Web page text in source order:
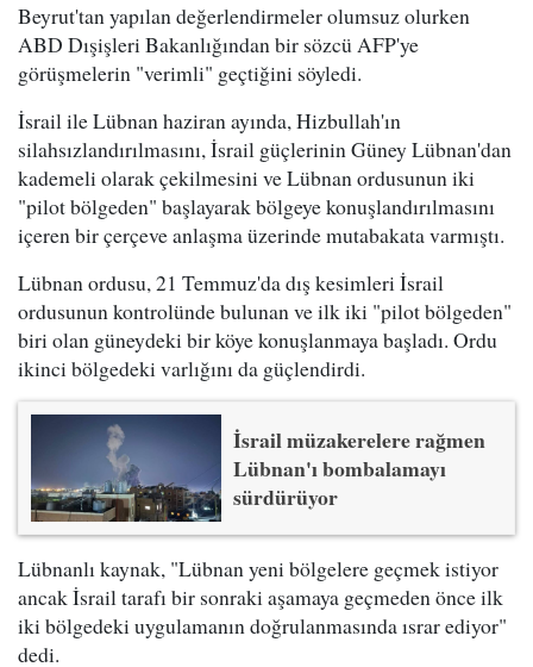
Beyrut'tan yapılan değerlendirmeler olumsuz olurken
ABD Dışişleri Bakanlığından bir sözcü AFP'ye
görüşmelerin "verimli" geçtiğini söyledi.
İsrail ile Lübnan haziran ayında, Hizbullah'ın
silahsızlandırılmasını, İsrail güçlerinin Güney Lübnan'dan
kademeli olarak çekilmesini ve Lübnan ordusunun iki
"pilot bölgeden" başlayarak bölgeye konuşlandırılmasını
içeren bir çerçeve anlaşma üzerinde mutabakata varmıştı.
Lübnan ordusu, 21 Temmuz'da dış kesimleri İsrail
ordusunun kontrolünde bulunan ve ilk iki "pilot bölgeden"
biri olan güneydeki bir köye konuşlanmaya başladı. Ordu
ikinci bölgedeki varlığını da güçlendirdi.
İsrail müzakerelere rağmen
Lübnan'ı bombalamayı
sürdürüyor
Lübnanlı kaynak, "Lübnan yeni bölgelere geçmek istiyor
ancak İsrail tarafı bir sonraki aşamaya geçmeden önce ilk
iki bölgedeki uygulamanın doğrulanmasında ısrar ediyor"
dedi.